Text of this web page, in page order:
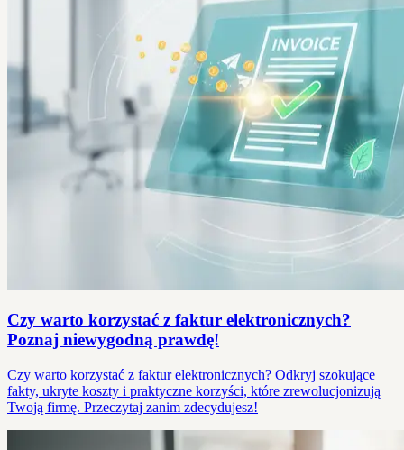
Czy warto korzystać z faktur elektronicznych?
Poznaj niewygodną prawdę!
Czy warto korzystać z faktur elektronicznych? Odkryj szokujące
fakty, ukryte koszty i praktyczne korzyści, które zrewolucjonizują
Twoją firmę. Przeczytaj zanim zdecydujesz!